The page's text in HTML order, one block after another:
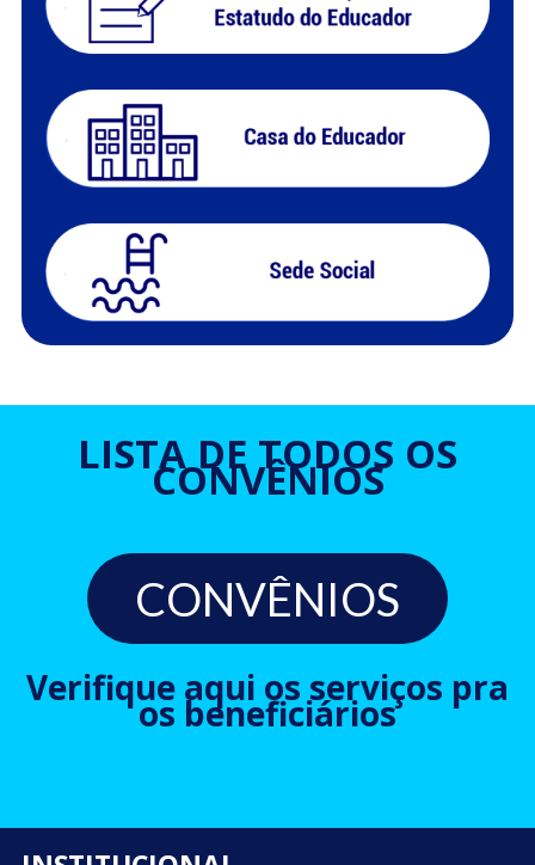
LISTA DE TODOS OS
CONVÊNIOS
CONVÊNIOS
Verifique aqui os serviços pra
os beneficiários